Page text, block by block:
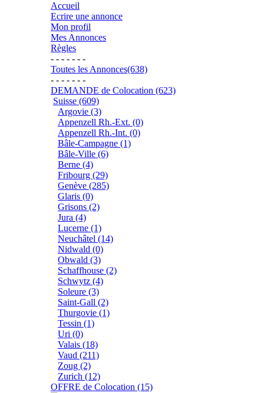
Accueil
Ecrire une annonce
Mon profil
Mes Annonces
Règles
- - - - - - -
Toutes les Annonces(638)
- - - - - - -
DEMANDE de Colocation (623)
Suisse (609)
Argovie (3)
Appenzell Rh.-Ext. (0)
Appenzell Rh.-Int. (0)
Bâle-Campagne (1)
Bâle-Ville (6)
Berne (4)
Fribourg (29)
Genève (285)
Glaris (0)
Grisons (2)
Jura (4)
Lucerne (1)
Neuchâtel (14)
Nidwald (0)
Obwald (3)
Schaffhouse (2)
Schwytz (4)
Soleure (3)
Saint-Gall (2)
Thurgovie (1)
Tessin (1)
Uri (0)
Valais (18)
Vaud (211)
Zoug (2)
Zurich (12)
OFFRE de Colocation (15)